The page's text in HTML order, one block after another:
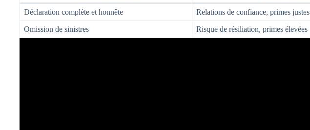
Déclaration complète et honnête Relations de confiance, primes justes
Omission de sinistres Risque de résiliation, primes élevées